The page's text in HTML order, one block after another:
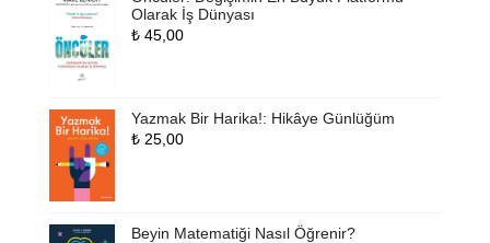
Olarak İş Dünyası
₺45,00
Yazmak Bir Harika!: Hikâye Günlüğüm
₺25,00
Beyin Matematiği Nasıl Öğrenir?